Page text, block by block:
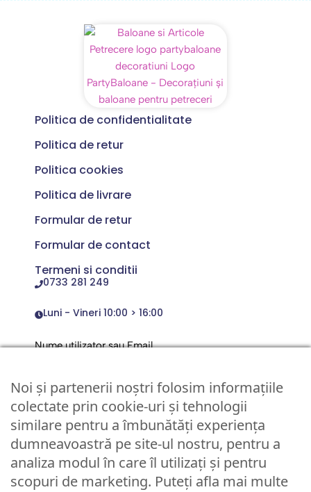
Politica de confidentialitate
Politica de retur
Politica cookies
Politica de livrare
Formular de retur
Formular de contact
Termeni si conditii
0733 281 249
Luni - Vineri 10:00 > 16:00
Nume utilizator sau Email
Parola
Remember Me
Logare
Noi și partenerii noștri folosim informațiile
colectate prin cookie-uri și tehnologii
similare pentru a îmbunătăți experiența
dumneavoastră pe site-ul nostru, pentru a
analiza modul în care îl utilizați și pentru
scopuri de marketing. Puteți afla mai multe